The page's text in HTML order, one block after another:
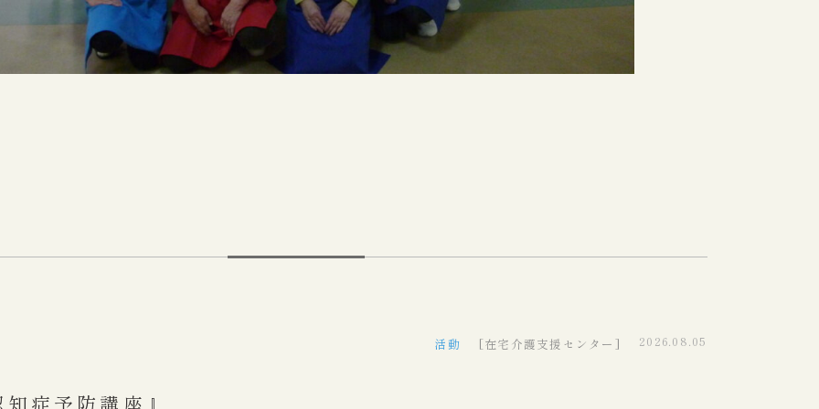
活動 [在宅介護支援センター] 2026.08.05
症予防講座』